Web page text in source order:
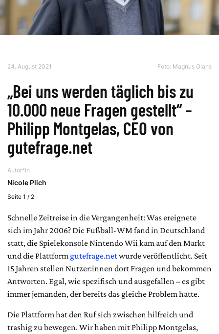
24. August 2021 Foto: Magnus Glans
„Bei uns werden täglich bis zu
10.000 neue Fragen gestellt“ –
Philipp Montgelas, CEO von
gutefrage.net
Autor*in
Nicole Plich
Seite 1 / 2
Schnelle Zeitreise in die Vergangenheit: Was ereignete
sich im Jahr 2006? Die Fußball-WM fand in Deutschland
statt, die Spielekonsole Nintendo Wii kam auf den Markt
und die Plattform gutefrage.netwurde veröffentlicht. Seit
15 Jahren stellen Nutzer:innen dort Fragen und bekommen
Antworten. Egal, wie spezifisch und ausgefallen – es gibt
immer jemanden, der bereits das gleiche Problem hatte.
Die Plattform hat den Ruf sich zwischen hilfreich und
trashig zu bewegen. Wir haben mit Philipp Montgelas,